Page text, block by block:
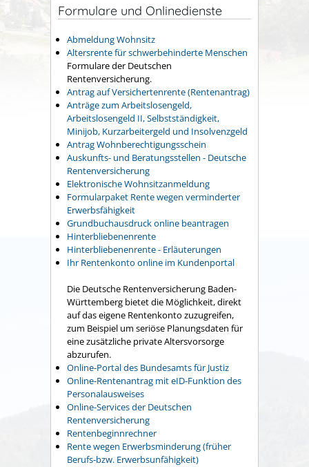
Formulare und Onlinedienste
Abmeldung Wohnsitz
Altersrente für schwerbehinderte Menschen
Formulare der Deutschen
Rentenversicherung.
Antrag auf Versichertenrente (Rentenantrag)
Anträge zum Arbeitslosengeld,
Arbeitslosengeld II, Selbstständigkeit,
Minijob, Kurzarbeitergeld und Insolvenzgeld
Antrag Wohnberechtigungsschein
Auskunfts- und Beratungsstellen - Deutsche
Rentenversicherung
Elektronische Wohnsitzanmeldung
Formularpaket Rente wegen verminderter
Erwerbsfähigkeit
Grundbuchausdruck online beantragen
Hinterbliebenenrente
Hinterbliebenenrente - Erläuterungen
Ihr Rentenkonto online im Kundenportal
Die Deutsche Rentenversicherung Baden-
Württemberg bietet die Möglichkeit, direkt
auf das eigene Rentenkonto zuzugreifen,
zum Beispiel um seriöse Planungsdaten für
eine zusätzliche private Altersvorsorge
abzurufen.
Online-Portal des Bundesamts für Justiz
Online-Rentenantrag mit eID-Funktion des
Personalausweises
Online-Services der Deutschen
Rentenversicherung
Rentenbeginnrechner
Rente wegen Erwerbsminderung (früher
Berufs-bzw. Erwerbsunfähigkeit)